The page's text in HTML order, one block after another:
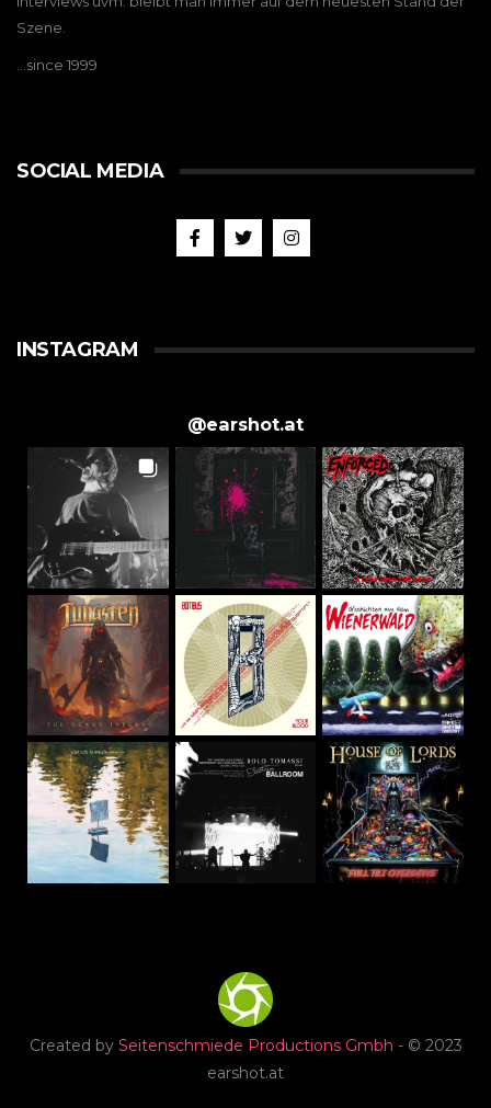
Szene.
…since 1999
SOCIAL MEDIA
INSTAGRAM
@earshot.at
Created by Seitenschmiede Productions Gmbh - © 2023
earshot.at